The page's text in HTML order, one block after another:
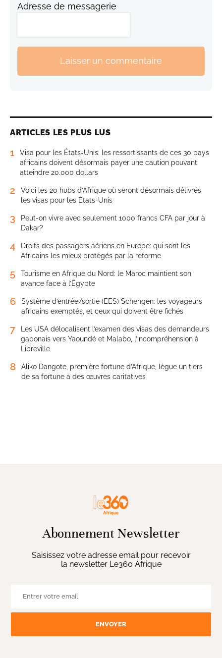
Adresse de messagerie
Laisser un commentaire
ARTICLES LES PLUS LUS
1
Visa pour les États-Unis: les ressortissants de ces 30 pays
africains doivent désormais payer une caution pouvant
atteindre 20.000 dollars
2
Voici les 20 hubs d’Afrique où seront désormais délivrés
les visas pour les États-Unis
3
Peut-on vivre avec seulement 1000 francs CFA par jour à
Dakar?
4
Droits des passagers aériens en Europe: qui sont les
Africains les mieux protégés par la réforme
5
Tourisme en Afrique du Nord: le Maroc maintient son
avance face à l’Égypte
6
Système d’entrée/sortie (EES) Schengen: les voyageurs
africains exemptés, et ceux qui doivent être fichés
7
Les USA délocalisent l’examen des visas des demandeurs
gabonais vers Yaoundé et Malabo, l’incompréhension à
Libreville
8
Aliko Dangote, première fortune d’Afrique, lègue un tiers
de sa fortune à des œuvres caritatives
Abonnement Newsletter
Saisissez votre adresse email pour recevoir
la newsletter Le360 Afrique
ENVOYER